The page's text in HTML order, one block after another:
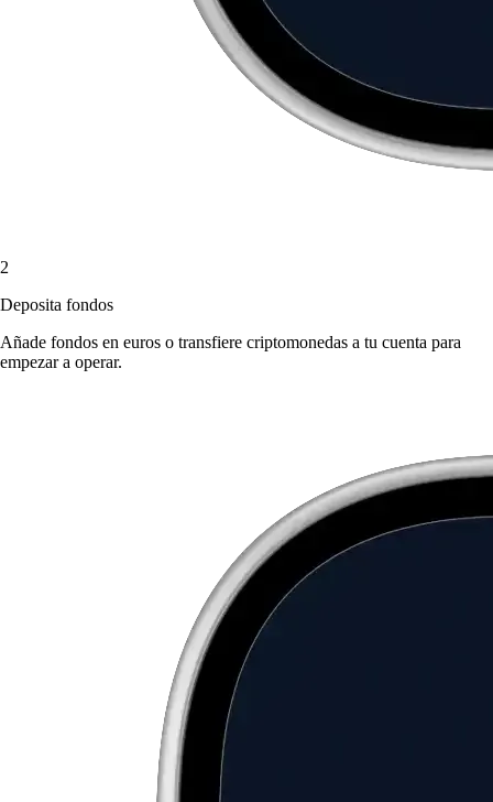
2
Deposita fondos
Añade fondos en euros o transfiere criptomonedas a tu cuenta para
empezar a operar.